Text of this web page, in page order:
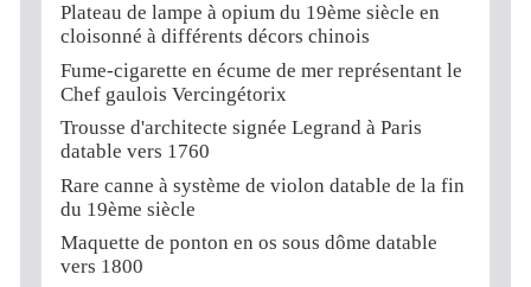
Plateau de lampe à opium du 19ème siècle en
cloisonné à différents décors chinois
Fume-cigarette en écume de mer représentant le
Chef gaulois Vercingétorix
Trousse d'architecte signée Legrand à Paris
datable vers 1760
Rare canne à système de violon datable de la fin
du 19ème siècle
Maquette de ponton en os sous dôme datable
vers 1800